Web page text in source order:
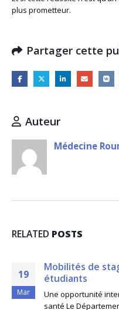
plus prometteur.
Partager cette
Auteur
Médecine
RELATED POSTS
19
Mar
Mobilités de
étudiants
Une opportunité
santé Le